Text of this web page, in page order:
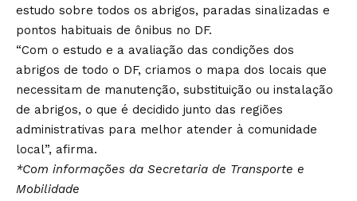
estudo sobre todos os abrigos, paradas sinalizadas e
pontos habituais de ônibus no DF.
“Com o estudo e a avaliação das condições dos
abrigos de todo o DF, criamos o mapa dos locais que
necessitam de manutenção, substituição ou instalação
de abrigos, o que é decidido junto das regiões
administrativas para melhor atender à comunidade
local”, afirma.
*Com informações da Secretaria de Transporte e
Mobilidade